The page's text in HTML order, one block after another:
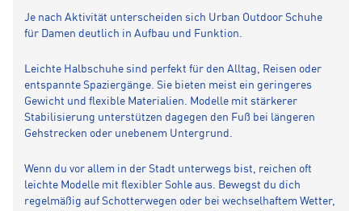
Je nach Aktivität unterscheiden sich Urban Outdoor Schuhe
für Damen deutlich in Aufbau und Funktion.
Leichte Halbschuhe sind perfekt für den Alltag, Reisen oder
entspannte Spaziergänge. Sie bieten meist ein geringeres
Gewicht und flexible Materialien. Modelle mit stärkerer
Stabilisierung unterstützen dagegen den Fuß bei längeren
Gehstrecken oder unebenem Untergrund.
Wenn du vor allem in der Stadt unterwegs bist, reichen oft
leichte Modelle mit flexibler Sohle aus. Bewegst du dich
regelmäßig auf Schotterwegen oder bei wechselhaftem Wetter,